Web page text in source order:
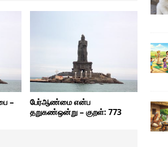
–
பேர்ஆண்மை என்ப
தறுகண்ஒன்று – குறள்: 773